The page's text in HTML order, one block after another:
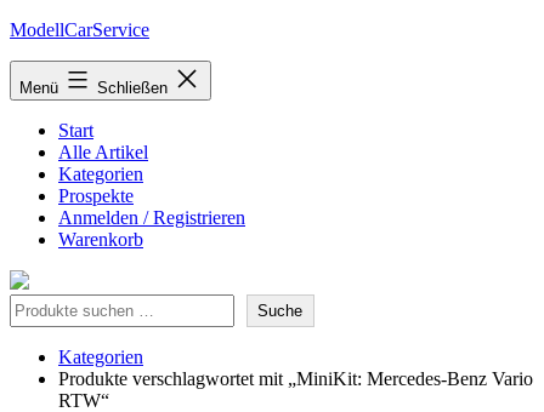
Zum
springen
ModellCarService
Menü Schließen
Start
Alle Artikel
Kategorien
Prospekte
Anmelden / Registrieren
Warenkorb
Suche Suche
Kategorien
Produkte verschlagwortet mit „MiniKit: Mercedes-Benz Vario
RTW“